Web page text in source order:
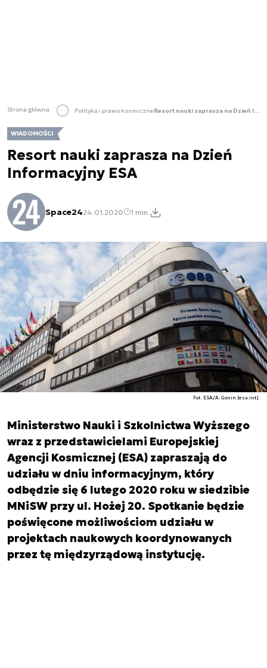
Strona główna Polityka i prawo kosmiczne Resort nauki zaprasza na Dzień Informacyjny ESA
WIADOMOŚCI
Resort nauki zaprasza na Dzień
Informacyjny ESA
Space2424.01.2020 1 min.
Fot. ESA/A. Gonin [esa.int]
Ministerstwo Nauki i Szkolnictwa Wyższego
wraz z przedstawicielami Europejskiej
Agencji Kosmicznej (ESA) zapraszają do
udziału w dniu informacyjnym, który
odbędzie się 6 lutego 2020 roku w siedzibie
MNiSW przy ul. Hożej 20. Spotkanie będzie
poświęcone możliwościom udziału w
projektach naukowych koordynowanych
przez tę międzyrządową instytucję.